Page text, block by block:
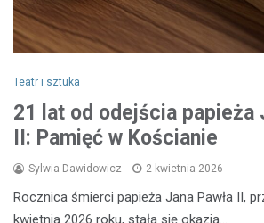
Teatr i sztuka
21 lat od odejścia papieża
II: Pamięć w Kościanie
Sylwia Dawidowicz 2 kwietnia 2026
Rocznica śmierci papieża Jana Pawła II,
kwietnia 2026 roku, stała się okazją…